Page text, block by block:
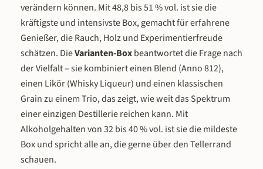
verändern können. Mit 48,8 bis 51 % vol. ist sie die
kräftigste und intensivste Box, gemacht für erfahrene
Genießer, die Rauch, Holz und Experimentierfreude
schätzen. DieVarianten-Boxbeantwortet die Frage nach
der Vielfalt – sie kombiniert einen Blend (Anno 812),
einen Likör (Whisky Liqueur) und einen klassischen
Grain zu einem Trio, das zeigt, wie weit das Spektrum
einer einzigen Destillerie reichen kann. Mit
Alkoholgehalten von 32 bis 40 % vol. ist sie die mildeste
Box und spricht alle an, die gerne über den Tellerrand
schauen.